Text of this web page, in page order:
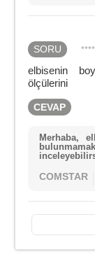
SORU
elbisenin
ölçülerini
CEVAP
Merhaba,
COMSTAR